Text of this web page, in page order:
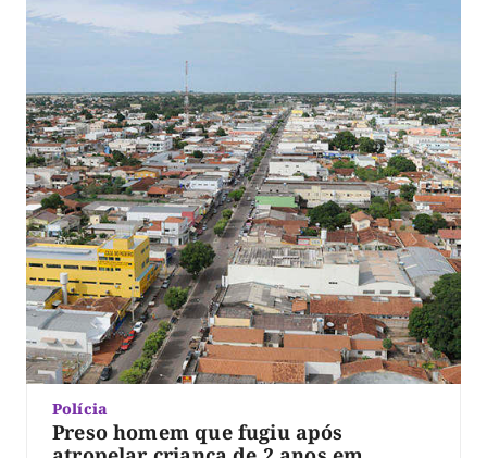
Polícia
Preso homem que fugiu após